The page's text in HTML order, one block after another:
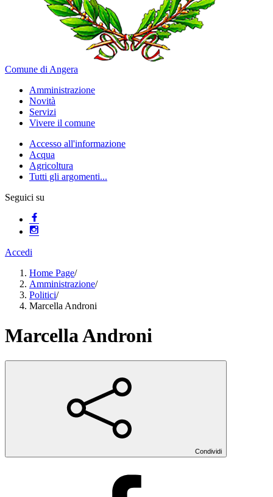
Comune di Angera
Amministrazione
Novità
Servizi
Vivere il comune
Accesso all'informazione
Acqua
Agricoltura
Tutti gli argomenti...
Seguici su
Accedi
Home Page/
Amministrazione/
Politici/
Marcella Androni
Marcella Androni
Condividi